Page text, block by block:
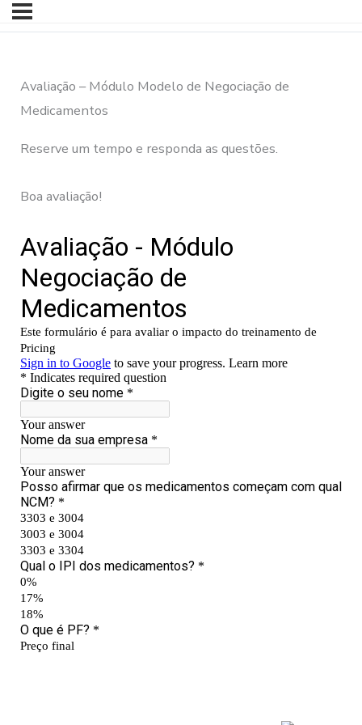
Avaliação – Módulo Modelo de Negociação de
Medicamentos
Reserve um tempo e responda as questões.
Boa avaliação!